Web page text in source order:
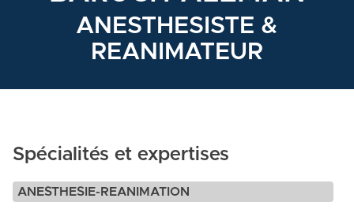
ANESTHESISTE &
REANIMATEUR
Spécialités et expertises
ANESTHESIE-REANIMATION